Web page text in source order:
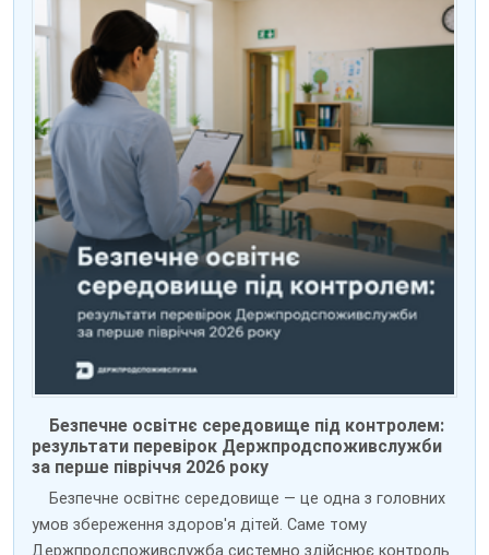
Безпечне освітнє середовище під контролем:
результати перевірок Держпродспоживслужби
за перше півріччя 2026 року
Безпечне освітнє середовище — це одна з головних
умов збереження здоров'я дітей. Саме тому